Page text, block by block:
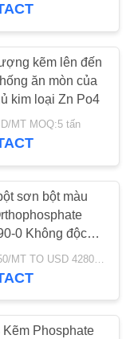
phát
25
31
kẽm lên đến
ăn mòn của
kim loại Zn Po4
MT MOQ:5 tấn
sơn bột màu
0 Không độc
Kẽm Phosphate